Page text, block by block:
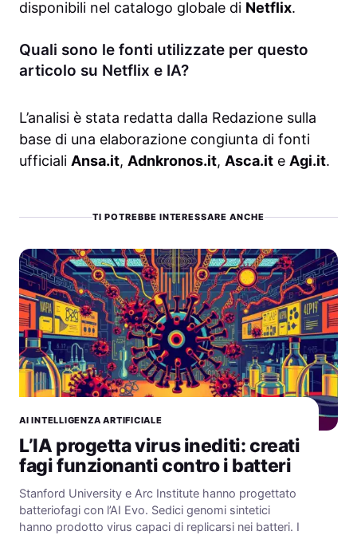
disponibili nel catalogo globale di Netflix.
Quali sono le fonti utilizzate per questo
articolo su Netflix e IA?
L’analisi è stata redatta dalla Redazione sulla
base di una elaborazione congiunta di fonti
ufficiali Ansa.it, Adnkronos.it, Asca.it e Agi.it.
TI POTREBBE INTERESSARE ANCHE
AI INTELLIGENZA ARTIFICIALE
L’IA progetta virus inediti: creati
fagi funzionanti contro i batteri
Stanford University e Arc Institute hanno progettato
batteriofagi con l’AI Evo. Sedici genomi sintetici
hanno prodotto virus capaci di replicarsi nei batteri. I